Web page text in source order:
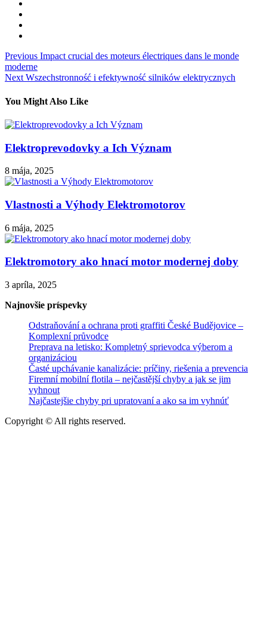
Navigácia
v
Previous Impact crucial des moteurs électriques dans le monde
moderne
Next Wszechstronność i efektywność silników elektrycznych
You Might Also Like
Elektroprevodovky a Ich Význam
8 mája, 2025
Vlastnosti a Výhody Elektromotorov
6 mája, 2025
Elektromotory ako hnací motor modernej doby
3 apríla, 2025
Najnovšie príspevky
Odstraňování a ochrana proti graffiti České Budějovice –
Komplexní průvodce
Preprava na letisko: Kompletný sprievodca výberom a
organizáciou
Časté upchávanie kanalizácie: príčiny, riešenia a prevencia
Firemní mobilní flotila – nejčastější chyby a jak se jim
vyhnout
Najčastejšie chyby pri upratovaní a ako sa im vyhnúť
Copyright © All rights reserved.